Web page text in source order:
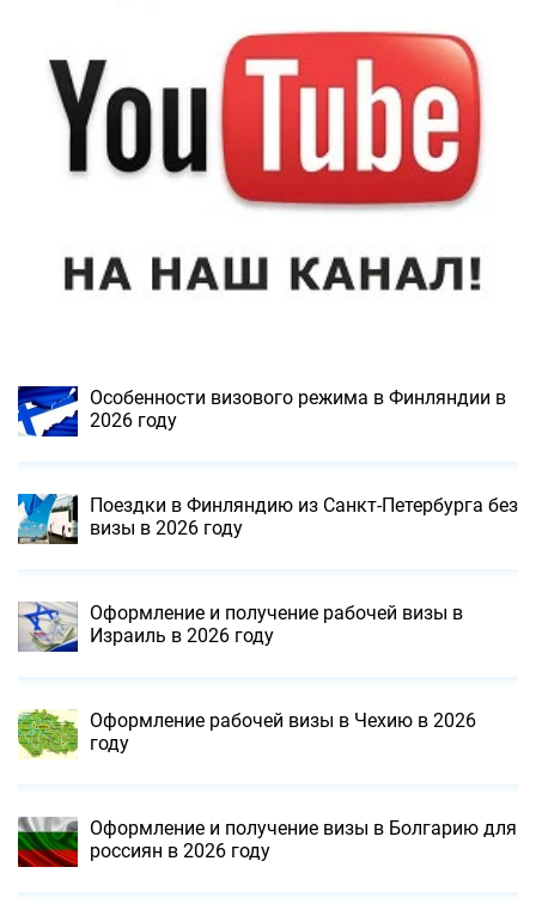
Особенности визового режима в Финляндии в
2026 году
Поездки в Финляндию из Санкт-Петербурга без
визы в 2026 году
Оформление и получение рабочей визы в
Израиль в 2026 году
Оформление рабочей визы в Чехию в 2026
году
Оформление и получение визы в Болгарию для
россиян в 2026 году